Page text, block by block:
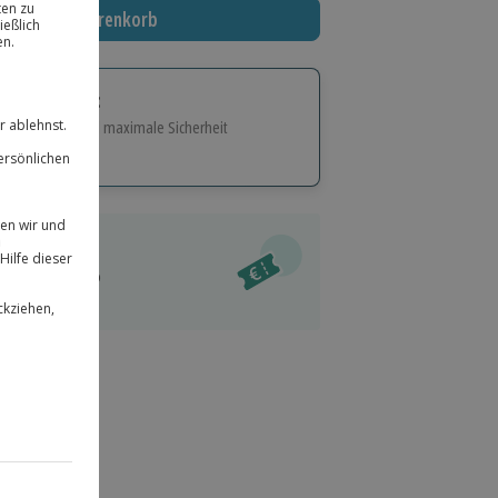
In den Warenkorb
Geschenk:
Flexibilität und maximale Sicherheit
für alle Erlebnisse einlösbar.
Warenkorb
an